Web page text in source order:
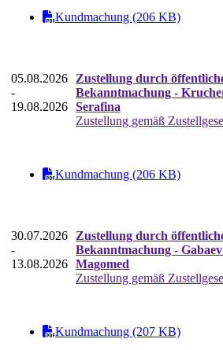
Kundmachung (206 KB)
05.08.2026
-
19.08.2026
Zustellung durch
Bekanntmachung -
Serafina
Zustellung gemäß
Kundmachung (206 KB)
30.07.2026
-
13.08.2026
Zustellung durch
Bekanntmachung -
Magomed
Zustellung gemäß
Kundmachung (207 KB)